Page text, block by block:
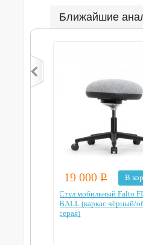
Ближайшие
19 000Р
В
Стул мобильный Falto
BALL (каркас чёрный/
серая)